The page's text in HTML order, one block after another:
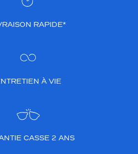
RAPIDE*
À VIE
CASSE 2 ANS